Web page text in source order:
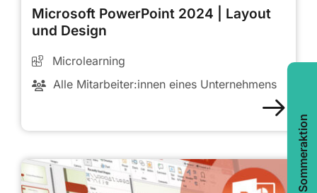
Microsoft PowerPoint 2024 | Layout
und Design
Microlearning
Alle Mitarbeiter:innen eines Unternehmens
Sommeraktion